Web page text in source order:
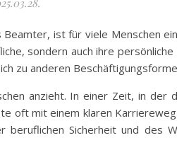
ist für viele Menschen
sondern auch ihre
zu anderen
anzieht. In einer Zeit, in
oft mit einem klaren
Sicherheit und des